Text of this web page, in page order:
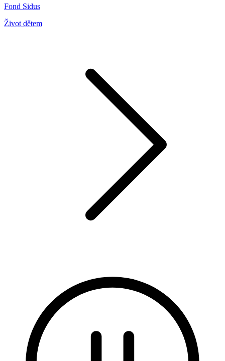
Fond Sidus
Život dětem